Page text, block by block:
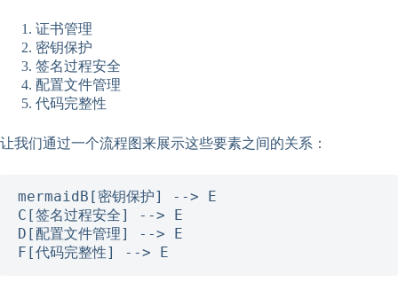
证书管理
密钥保护
签名过程安全
配置文件管理
代码完整性
让我们通过一个流程图来展示这些要素之间的关系：
mermaidB[密钥保护] --> E
C[签名过程安全] --> E
D[配置文件管理] --> E
F[代码完整性] --> E